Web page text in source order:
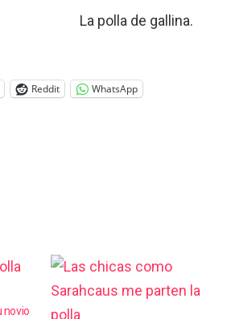
La polla de gallina.
Reddit WhatsApp
novio